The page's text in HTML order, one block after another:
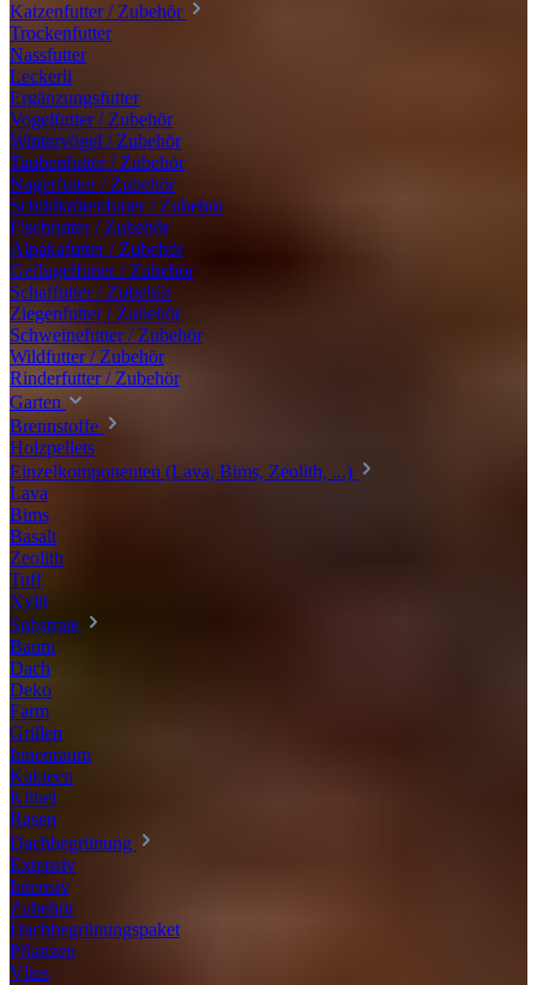
Katzenfutter / Zubehör
Trockenfutter
Nassfutter
Leckerli
Ergänzungsfutter
Vogelfutter / Zubehör
Wintervögel / Zubehör
Taubenfutter / Zubehör
Nagerfutter / Zubehör
Schildkrötenfutter / Zubehör
Fischfutter / Zubehör
Alpakafutter / Zubehör
Geflügelfutter / Zubehör
Schaffutter / Zubehör
Ziegenfutter / Zubehör
Schweinefutter / Zubehör
Wildfutter / Zubehör
Rinderfutter / Zubehör
Garten
Brennstoffe
Holzpellets
Einzelkomponenten (Lava, Bims, Zeolith, ...)
Lava
Bims
Basalt
Zeolith
Tuff
Xylit
Substrate
Baum
Dach
Deko
Farm
Grillen
Innenraum
Kakteen
Kübel
Rasen
Dachbegrünung
Extensiv
Intensiv
Zubehör
Dachbegrünungspaket
Pflanzen
Vlies